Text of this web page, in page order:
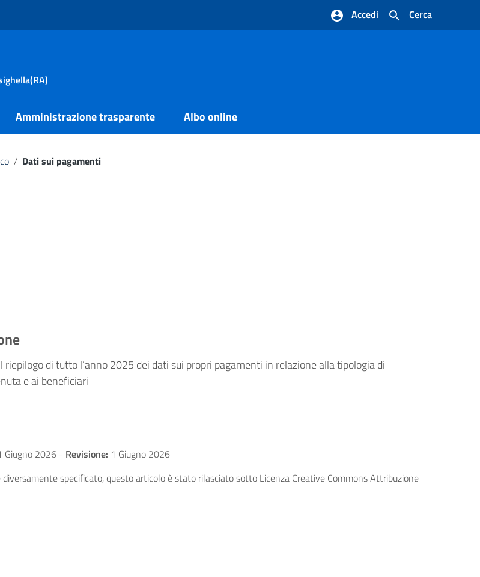
Cerca
Accedi
Amministrazione trasparente Albo online
/ Dati sui pagamenti
riepilogo di tutto l’anno 2025 dei dati sui propri pagamenti in relazione alla tipologia di
e ai beneficiari
Giugno 2026 - Revisione: 1 Giugno 2026
specificato, questo articolo è stato rilasciato sotto Licenza Creative Commons Attribuzione